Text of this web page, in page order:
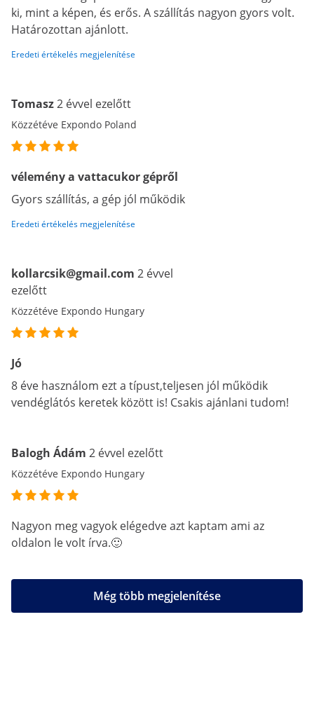
ki, mint a képen, és erős. A szállítás nagyon gyors volt.
Határozottan ajánlott.
Eredeti értékelés megjelenítése
Tomasz2 évvel ezelőtt
Közzétéve Expondo Poland
vélemény a vattacukor gépről
Gyors szállítás, a gép jól működik
Eredeti értékelés megjelenítése
kollarcsik@gmail.com 2 évvel
ezelőtt
Közzétéve Expondo Hungary
Jó
8 éve használom ezt a típust,teljesen jól működik
vendéglátós keretek között is! Csakis ajánlani tudom!
Balogh Ádám 2 évvel ezelőtt
Közzétéve Expondo Hungary
Nagyon meg vagyok elégedve azt kaptam ami az
oldalon le volt írva.🙂
Még több megjelenítése